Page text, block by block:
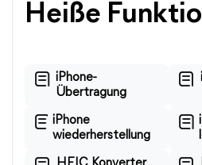
Heiße
iPhone-
Übertragung
iPhone
wiederherstellung